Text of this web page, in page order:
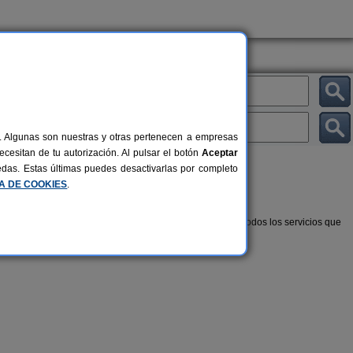
es una experiencia única e inolvidable. Casas con todos los servicios que
son nuestras y otras pertenecen a empresas
de tu autorización. Al pulsar el botón Aceptar
Estas últimas puedes desactivarlas por completo
DE COOKIES.